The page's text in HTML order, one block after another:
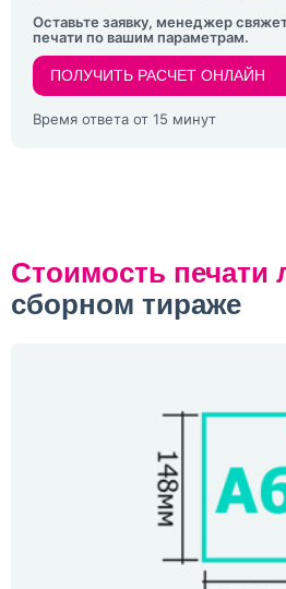
Оставьте заявку, менеджер
печати по вашим параметрам.
ПОЛУЧИТЬ РАСЧЕТ ОНЛАЙН
Время ответа от 15 минут
Стоимость печати
сборном тираже